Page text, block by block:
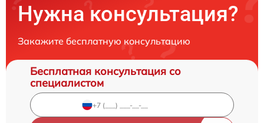
Нужна консультация?
Закажите бесплатную консультацию
Бесплатная консультация со
специалистом